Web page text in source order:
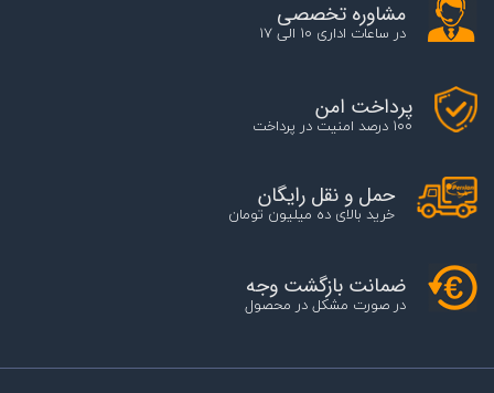
مشاوره تخصصی
در ساعات اداری 10 الی 17
پرداخت امن
100 درصد امنیت در پرداخت
حمل و نقل رایگان
خرید بالای ده میلیون تومان
ضمانت بازگشت وجه
در صورت مشکل در محصول